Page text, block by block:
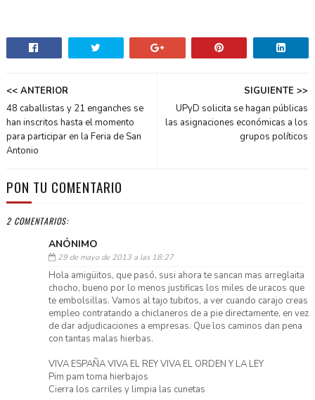
SIGUIENTE >>
UPyD solicita se hagan públicas
las asignaciones económicas a los
grupos políticos
<< ANTERIOR
48 caballistas y 21 enganches se
han inscritos hasta el momento
para participar en la Feria de San
Antonio
PON TU COMENTARIO
2 COMENTARIOS:
ANÓNIMO
29 de mayo de 2013 a las 18:27
Hola amigüitos, que pasó, susi ahora te sancan mas arreglaita
chocho, bueno por lo menos justificas los miles de uracos que
te embolsillas. Vamos al tajo tubitos, a ver cuando carajo creas
empleo contratando a chiclaneros de a pie directamente, en vez
de dar adjudicaciones a empresas. Que los caminos dan pena
con tantas malas hierbas.
VIVA ESPAÑA VIVA EL REY VIVA EL ORDEN Y LA LEY
Pim pam toma hierbajos
Cierra los carriles y limpia las cunetas